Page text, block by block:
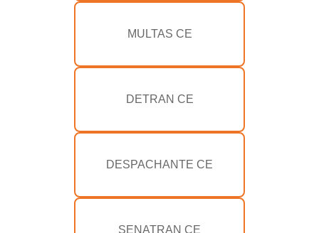
MULTAS CE
DETRAN CE
DESPACHANTE CE
SENATRAN CE